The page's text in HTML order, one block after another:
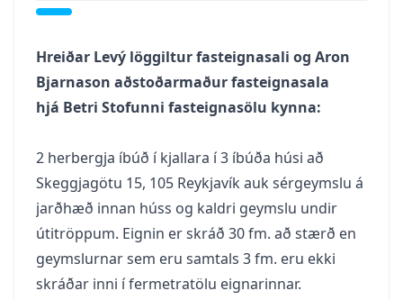
Hreiðar Levý löggiltur fasteignasali og Aron
Bjarnason aðstoðarmaður fasteignasala
hjá Betri Stofunni fasteignasölu kynna:
2 herbergja íbúð í kjallara í 3 íbúða húsi að
Skeggjagötu 15, 105 Reykjavík auk sérgeymslu á
jarðhæð innan húss og kaldri geymslu undir
útitröppum. Eignin er skráð 30 fm. að stærð en
geymslurnar sem eru samtals 3 fm. eru ekki
skráðar inni í fermetratölu eignarinnar.